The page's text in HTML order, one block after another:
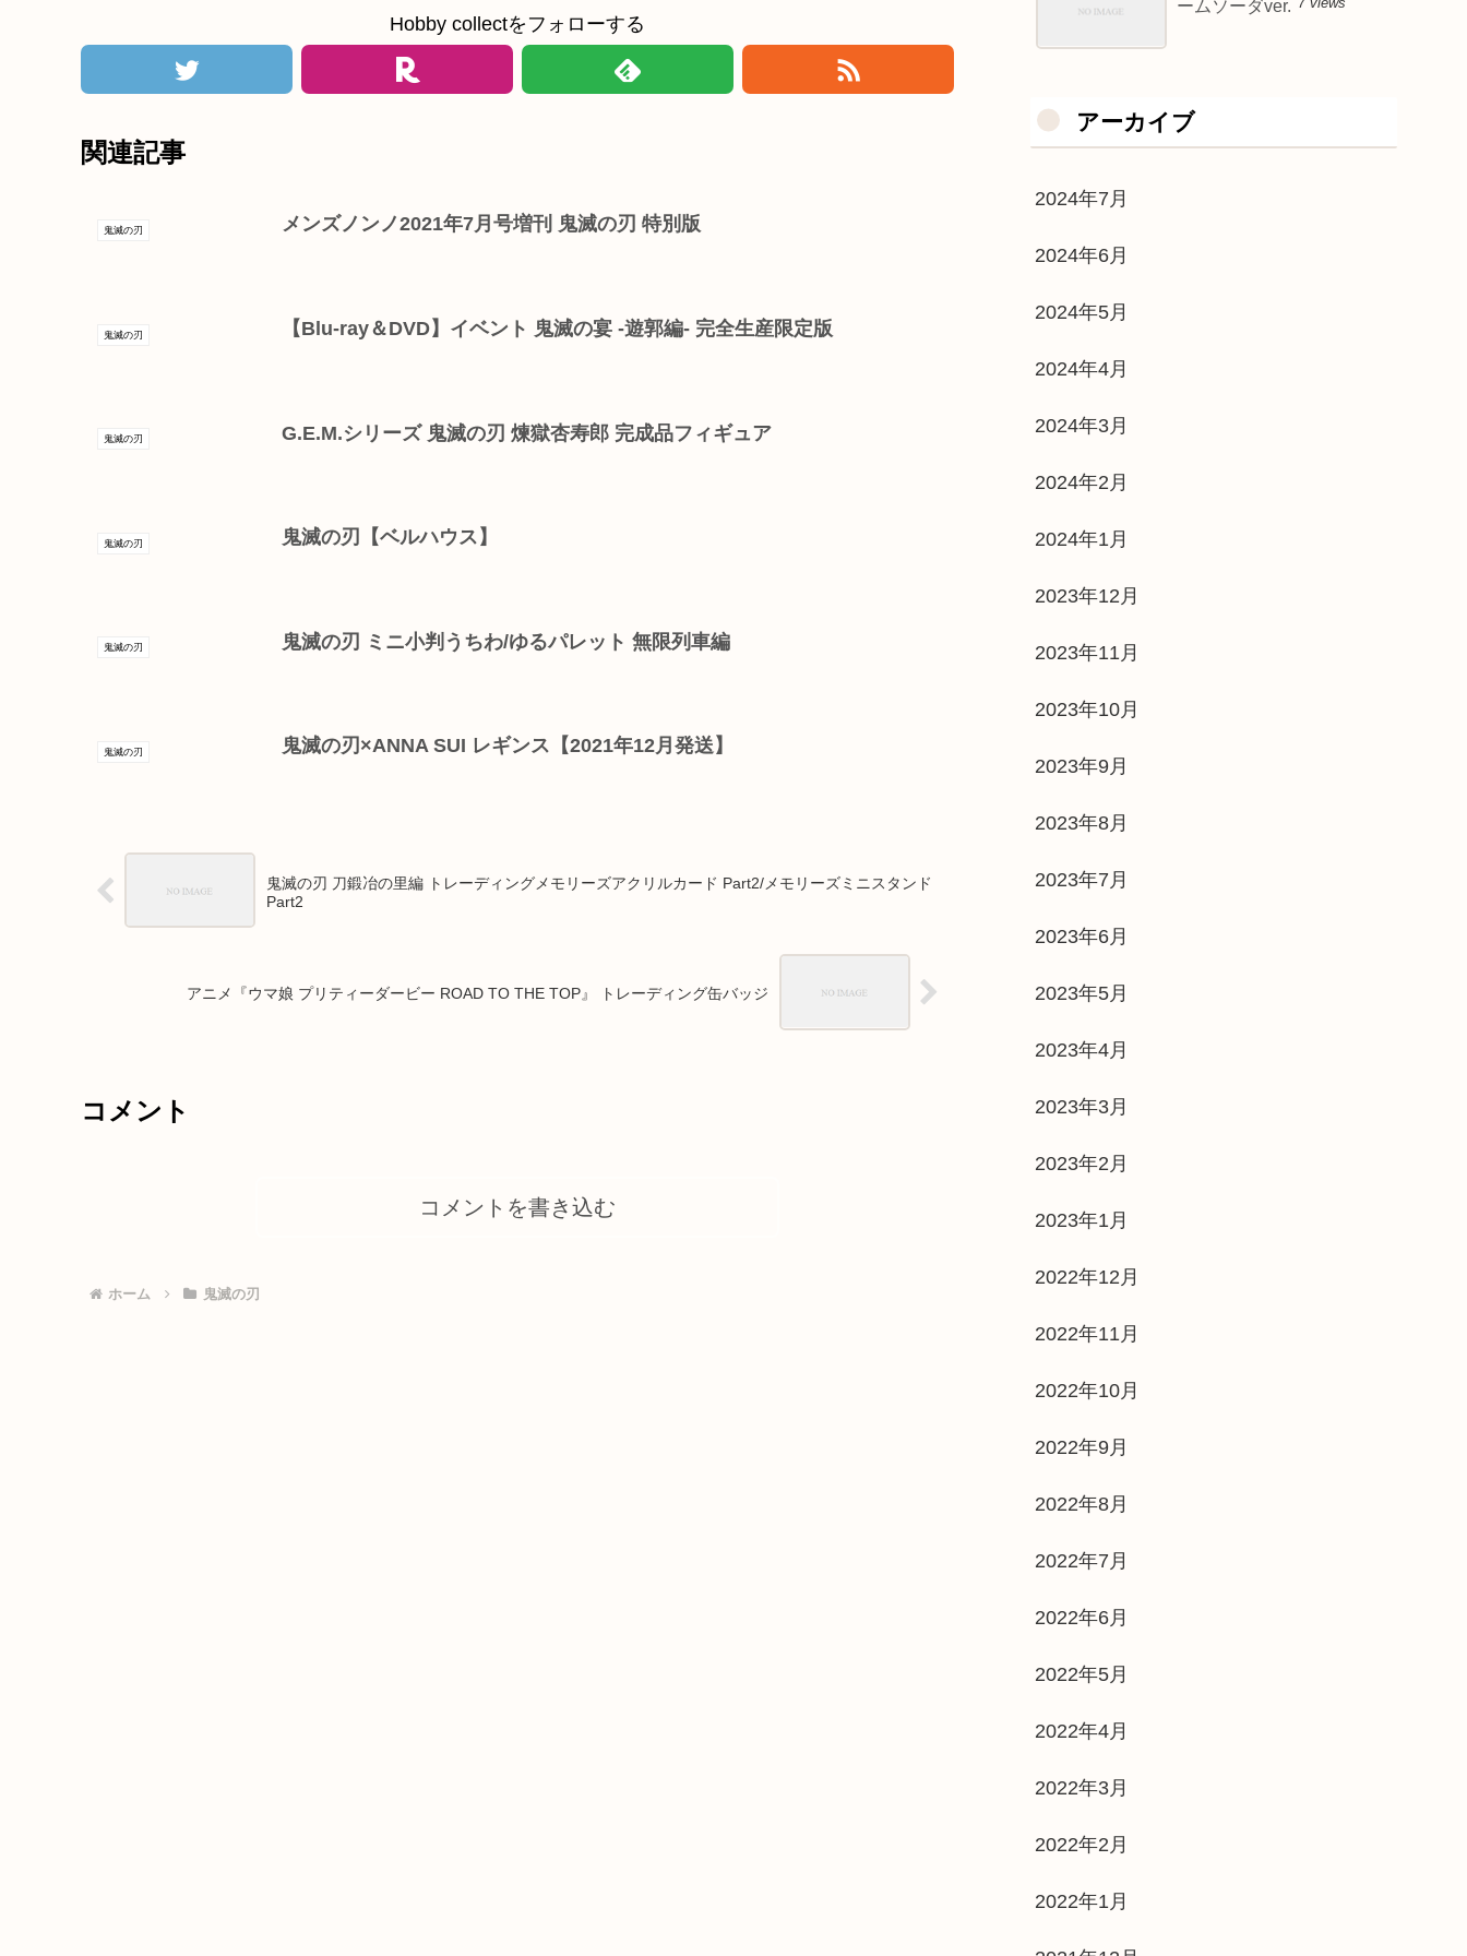
Hobby collectをフォローする
関連記事
鬼滅の刃 メンズノンノ2021年7月号増刊 鬼滅の刃 特別版
鬼滅の刃 【Blu-ray＆DVD】イベント 鬼滅の宴 -遊郭編- 完全生産限定版
鬼滅の刃 G.E.M.シリーズ 鬼滅の刃 煉獄杏寿郎 完成品フィギュア
鬼滅の刃 鬼滅の刃【ベルハウス】
鬼滅の刃 鬼滅の刃 ミニ小判うちわ/ゆるパレット 無限列車編
鬼滅の刃 鬼滅の刃×ANNA SUI レギンス【2021年12月発送】
鬼滅の刃 刀鍛冶の里編 トレーディングメモリーズアクリルカード Part2/メモリーズミニスタンド
Part2
アニメ『ウマ娘 プリティーダービー ROAD TO THE TOP』 トレーディング缶バッジ
コメント
コメントを書き込む
ホーム 鬼滅の刃
ームソーダver.
アーカイブ
2024年7月
2024年6月
2024年5月
2024年4月
2024年3月
2024年2月
2024年1月
2023年12月
2023年11月
2023年10月
2023年9月
2023年8月
2023年7月
2023年6月
2023年5月
2023年4月
2023年3月
2023年2月
2023年1月
2022年12月
2022年11月
2022年10月
2022年9月
2022年8月
2022年7月
2022年6月
2022年5月
2022年4月
2022年3月
2022年2月
2022年1月